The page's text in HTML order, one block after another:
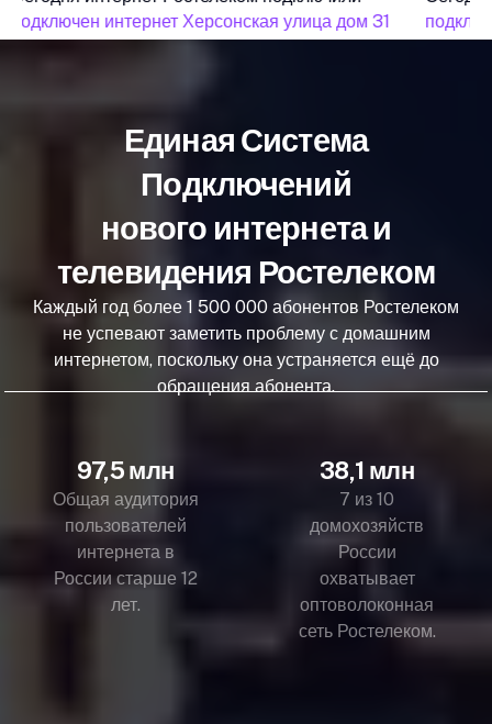
подключен интернет Херсонская улица дом 31
Единая Система
Подключений
нового интернета и
телевидения Ростелеком
Каждый год более 1 500 000 абонентов Ростелеком
не успевают заметить проблему с домашним
интернетом, поскольку она устраняется ещё до
обращения абонента.
97,5 млн
Общая аудитория
пользователей
интернета в
России старше 12
лет.
38,1 млн
7 из 10
домохозяйств
России
охватывает
оптоволоконная
сеть Ростелеком.